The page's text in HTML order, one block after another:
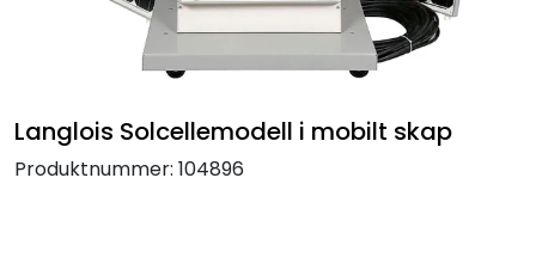
Langlois Solcellemodell i mobilt skap
Produktnummer: 104896
Navigasjon & Kommunikasjon
Maskinvern & Instrumentering
Tilbehør